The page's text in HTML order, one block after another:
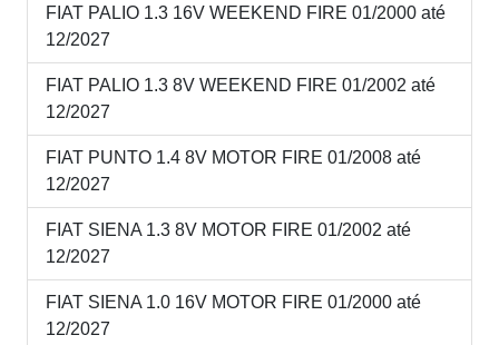
FIAT PALIO 1.3 16V WEEKEND FIRE 01/2000 até
12/2027
FIAT PALIO 1.3 8V WEEKEND FIRE 01/2002 até
12/2027
FIAT PUNTO 1.4 8V MOTOR FIRE 01/2008 até
12/2027
FIAT SIENA 1.3 8V MOTOR FIRE 01/2002 até
12/2027
FIAT SIENA 1.0 16V MOTOR FIRE 01/2000 até
12/2027